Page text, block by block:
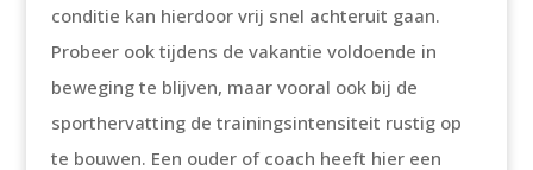
conditie kan hierdoor vrij snel achteruit gaan.
Probeer ook tijdens de vakantie voldoende in
beweging te blijven, maar vooral ook bij de
sporthervatting de trainingsintensiteit rustig op
te bouwen. Een ouder of coach heeft hier een